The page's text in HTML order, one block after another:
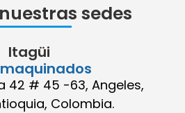
sedes
Itagüi
42 # 45 -63, Angeles,
Colombia.